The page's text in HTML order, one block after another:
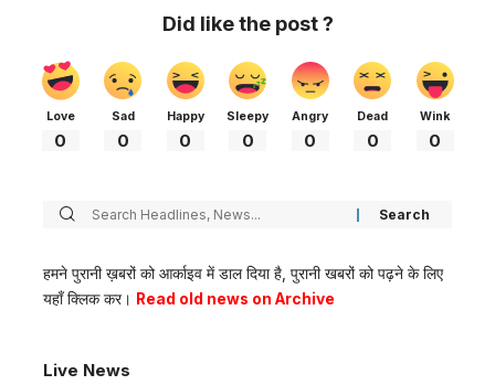
Did like the post ?
Love
0
Sad
0
Happy
0
Sleepy
0
Angry
0
Dead
0
Wink
0
हमने पुरानी ख़बरों को आर्काइव में डाल दिया है, पुरानी खबरों को पढ़ने के लिए
यहाँ क्लिक कर। Read old news on Archive
Live News